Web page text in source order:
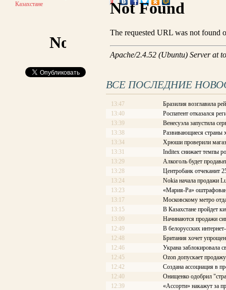
Казахстане
ВСЕ ПОСЛЕДНИЕ
13:47
Бразилия возглавила
13:40
Роспатент отказался
13:39
Венесуэла запустила
13:38
Развивающиеся страны
13:34
Хрюши проверили
13:31
Inditex снижает темпы
13:29
Алкоголь будет
13:28
Центробанк отчеканит
13:24
Nokia начала продажи
13:23
«Мария-Ра»
13:17
Московскому метро
13:15
В Казахстане пройдет
13:09
Начинаются продажи
12:49
В белорусских
12:48
Британия хочет
12:46
Украна заблокировала
12:45
Ozon допускает
12:42
Создана ассоциация в
12:40
Онищенко одобрил
12:39
«Ассорти» накажут за